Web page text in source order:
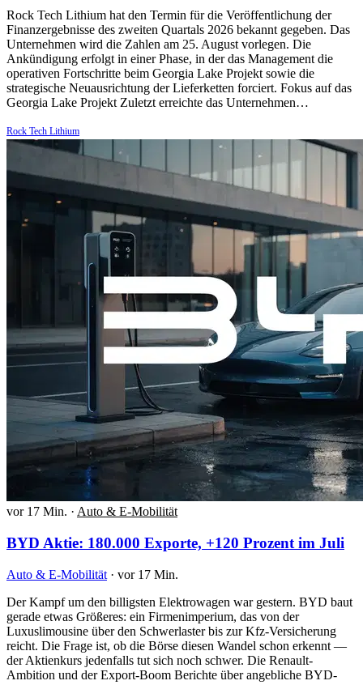
Rock Tech Lithium hat den Termin für die Veröffentlichung der
Finanzergebnisse des zweiten Quartals 2026 bekannt gegeben. Das
Unternehmen wird die Zahlen am 25. August vorlegen. Die
Ankündigung erfolgt in einer Phase, in der das Management die
operativen Fortschritte beim Georgia Lake Projekt sowie die
strategische Neuausrichtung der Lieferketten forciert. Fokus auf das
Georgia Lake Projekt Zuletzt erreichte das Unternehmen…
Rock Tech Lithium
vor 17 Min. · Auto & E-Mobilität
BYD Aktie: 180.000 Exporte, +120 Prozent im Juli
Auto & E-Mobilität · vor 17 Min.
Der Kampf um den billigsten Elektrowagen war gestern. BYD baut
gerade etwas Größeres: ein Firmenimperium, das von der
Luxuslimousine über den Schwerlaster bis zur Kfz-Versicherung
reicht. Die Frage ist, ob die Börse diesen Wandel schon erkennt —
der Aktienkurs jedenfalls tut sich noch schwer. Die Renault-
Ambition und der Export-Boom Berichte über angebliche BYD-